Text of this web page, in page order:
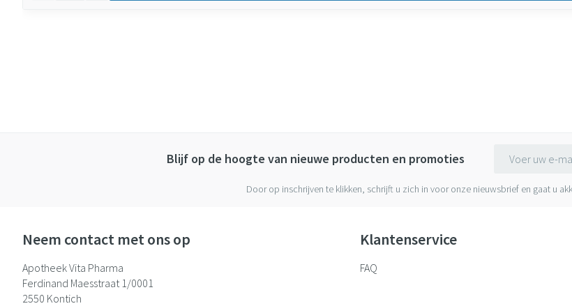
Blijf op de hoogte van nieuwe producten en promoties
Door op inschrijven te klikken, schrijft u zich in voor onze nieuwsbrief en gaat u
Neem contact met ons op
Apotheek Vita Pharma
Ferdinand Maesstraat 1/0001
2550 Kontich
Klantenservice
FAQ